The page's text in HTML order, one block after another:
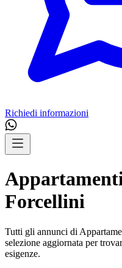
Richiedi informazioni
Forcellini
Tutti gli annunci di
selezione aggiornata per
esigenze.